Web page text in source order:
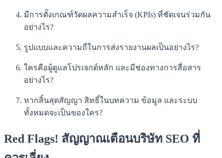
มีการตั้งเกณฑ์วัดผลความสำเร็จ (KPIs) ที่ชัดเจนร่วมกัน
อย่างไร?
รูปแบบและความถี่ในการส่งรายงานผลเป็นอย่างไร?
ใครคือผู้ดูแลโปรเจกต์หลัก และมีช่องทางการสื่อสาร
อย่างไร?
หากสิ้นสุดสัญญา สิทธิ์ในบทความ ข้อมูล และระบบ
ทั้งหมดจะเป็นของใคร?
Red Flags! สัญญาณเตือนบริษัท SEO ที่